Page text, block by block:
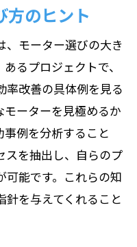
方のヒント
、モーター選びの大き
るプロジェクトで、
率改善の具体例を見る
モーターを見極めるか
例を分析すること
スを抽出し、自らのプ
可能です。これらの知
を与えてくれること